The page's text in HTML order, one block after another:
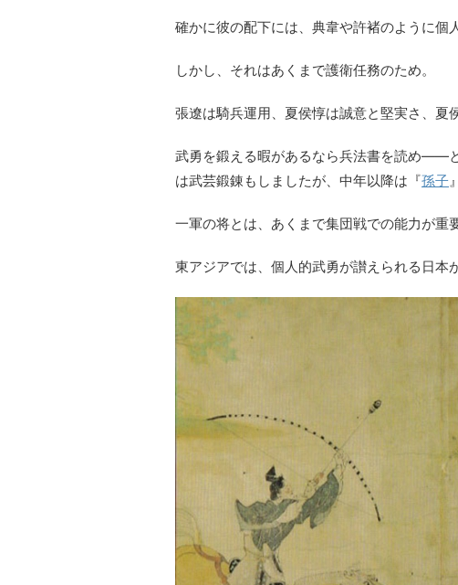
確かに彼の配下には、典韋や許褚のように個
しかし、それはあくまで護衛任務のため。
張遼は騎兵運用、夏侯惇は誠意と堅実さ、夏
武勇を鍛える暇があるなら兵法書を読め――
は武芸鍛錬もしましたが、中年以降は『孫子
一軍の将とは、あくまで集団戦での能力が重
東アジアでは、個人的武勇が讃えられる日本